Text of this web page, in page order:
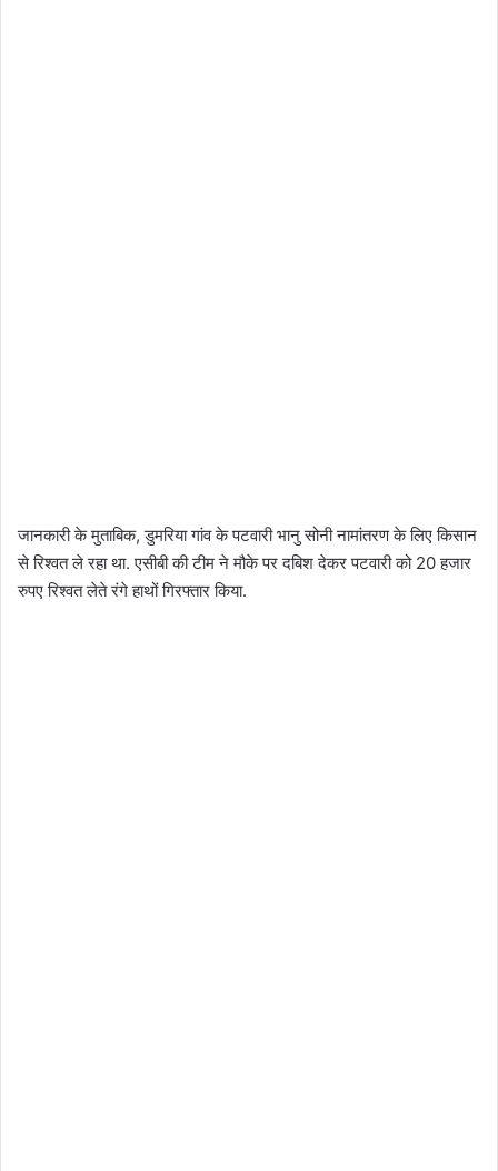
जानकारी के मुताबिक, डुमरिया गांव के पटवारी भानु सोनी नामांतरण के लिए किसान
से रिश्वत ले रहा था. एसीबी की टीम ने मौके पर दबिश देकर पटवारी को 20 हजार
रुपए रिश्वत लेते रंगे हाथों गिरफ्तार किया.